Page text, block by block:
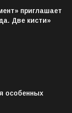
приглашает
Две кисти»
особенных